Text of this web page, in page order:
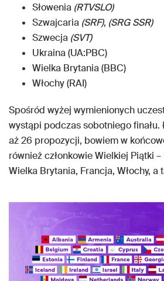
Słowenia (RTVSLO)
Szwajcaria (SRF), (SRG SSR)
Szwecja (SVT)
Ukraina (UA:PBC)
Wielka Brytania (BBC)
Włochy (RAI)
Spośród wyżej wymienionych
wystąpi podczas sobotniego
aż 26 propozycji, bowiem w
również członkowie Wielkiej Piątki
Wielka Brytania, Francja, Włochy, a